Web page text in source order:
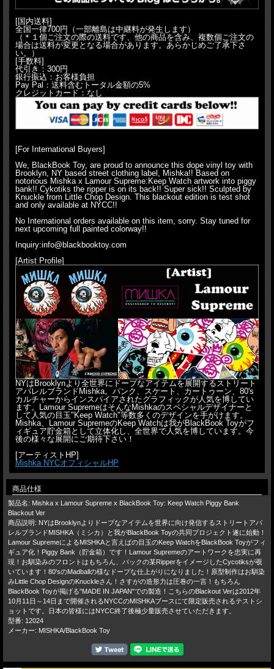
[国内送料]
全国一律700円（一部離島は中継料が発生します）
（＊１個ご注文の際の送料です、他の商品を含み、複数個ご注文の
場合は送料が変更となる場合があります。あらかじめご了承下さ
い。）
[手数料]
代引き：300円
銀行振込：お客様負担
Pay Pal：送料含むトータル金額の5%
クレジットカード：なし
[For International Buyers]
We, BlackBook Toy, are proud to announce this dope vinyl toy with
Brooklyn, NY based street clothing label, Mishka!! Based on
notorious Mishka x Lamour Supreme:Keep Watch artwork into piggy
bank!! Cykotiks the ripper is on its back!! Super sick!! Sculpted by
Knuckle from Little Chop Design. This blackout edition is test shot
and only available at NYCC!!
No International orders available on this item, sorry. Stay tuned for
next upcoming full painted colorway!!
Inquiry:info@blackbooktoy.com
[Artist Profile]
NYはBrooklynより全世界にドープなアイテムを展開するストリート
アパレルブランドMishka。パンク、スケート、カートゥーン、80's
カルチャーからインスパイアされたグラフィックが人気を博してい
ます。Lamour SupremeはそんなMishkaのスペシャルデザイナーと
して人気の目玉"Keep Watch"等数多くのデザインを手がけます。
Mishka、Lamour SupremeのKeep Watchは我がBlackBook Toyがフ
ィギュア貯金箱として立体化し、全世界で人気を博しています。今
後の様々な展開にご期待下さい！
[アーティストHP]
Mishka NYCオフィシャルHP
商品仕様
製品名: Mishka x Lamour Supreme x BlackBook Toy: Keep Watch Piggy Bank
Blackout Ver
商品説明: NYはBrooklynよりドープなアイテムを世界に向け発信するストリートアパ
レルブランドMISHKA（ミシカ）と我がBlackBook Toyの共同プロジェクト遂に始動！
Lamour SupremeによるMISHKAと言えばの目玉のKeep WatchをBlackBook Toyがフィ
ギュア化！Piggy Bank（貯金箱）です！Lamour Supremeのアートワークを忠実に再
現！お馴染みのフロントはもちろん、バックの某RipperをイメージしたCycotiksが覗
いています！80'sのMadballの様なドープな仕上がりになりました！原型制作はお馴染
みLittle Chop DesignのKnuckleさん！さすがの造形力は圧巻の一言！もちろん
BlackBook Toyが掲げる"MADE IN JAPAN"での製造！こちらのBlackout Verは2012年
10月11日～14日まで開催されるNYCCのMISHKAブースにて限定販売されるテストシ
ョットです。日本の皆様にはNYCC終了後極少量販売させていただきます。
型番: 12024
メーカー: MISHKA/BlackBook Toy